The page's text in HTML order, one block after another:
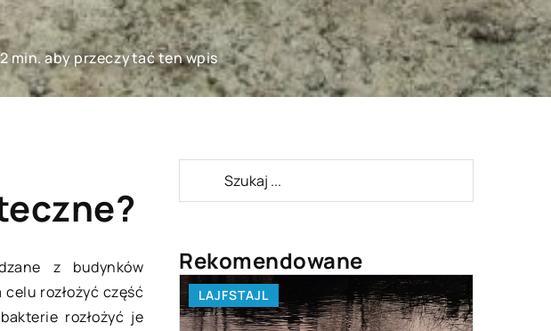
min. aby przeczytać ten wpis
z budynków
rozłożyć część
rozłożyć je
Rekomendowane
LAJFSTAJL